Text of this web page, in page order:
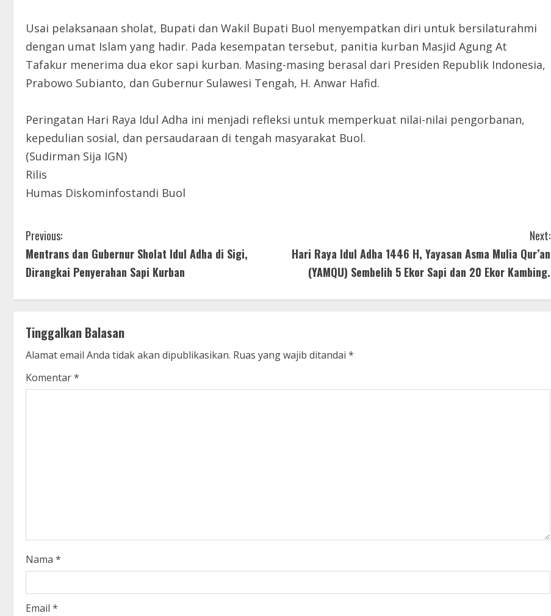
Usai pelaksanaan sholat, Bupati dan Wakil Bupati Buol menyempatkan diri untuk bersilaturahmi
dengan umat Islam yang hadir. Pada kesempatan tersebut, panitia kurban Masjid Agung At
Tafakur menerima dua ekor sapi kurban. Masing-masing berasal dari Presiden Republik Indonesia,
Prabowo Subianto, dan Gubernur Sulawesi Tengah, H. Anwar Hafid.
Peringatan Hari Raya Idul Adha ini menjadi refleksi untuk memperkuat nilai-nilai pengorbanan,
kepedulian sosial, dan persaudaraan di tengah masyarakat Buol.
(Sudirman Sija IGN)
Rilis
Humas Diskominfostandi Buol
C
o
i
n
u
i
n
g
Previous:
Mentrans dan Gubernur Sholat Idul Adha di Sigi,
Dirangkai Penyerahan Sapi Kurban
Next:
Hari Raya Idul Adha 1446 H, Yayasan Asma Mulia Qur’an
(YAMQU) Sembelih 5 Ekor Sapi dan 20 Ekor Kambing.
Tinggalkan Balasan
Alamat email Anda tidak akan dipublikasikan. Ruas yang wajib ditandai *
Komentar*
Nama *
Email *